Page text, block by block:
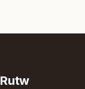
Rutw